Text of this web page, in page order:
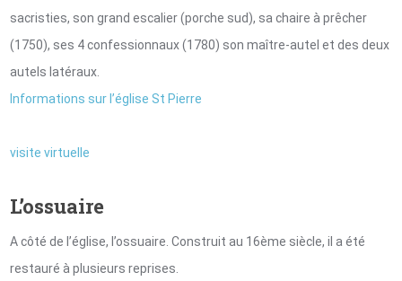
sacristies, son grand escalier (porche sud), sa chaire à prêcher
(1750), ses 4 confessionnaux (1780) son maître-autel et des deux
autels latéraux.
Informations sur l’église St Pierre
visite virtuelle
L’ossuaire
A côté de l’église, l’ossuaire. Construit au 16ème siècle, il a été
restauré à plusieurs reprises.